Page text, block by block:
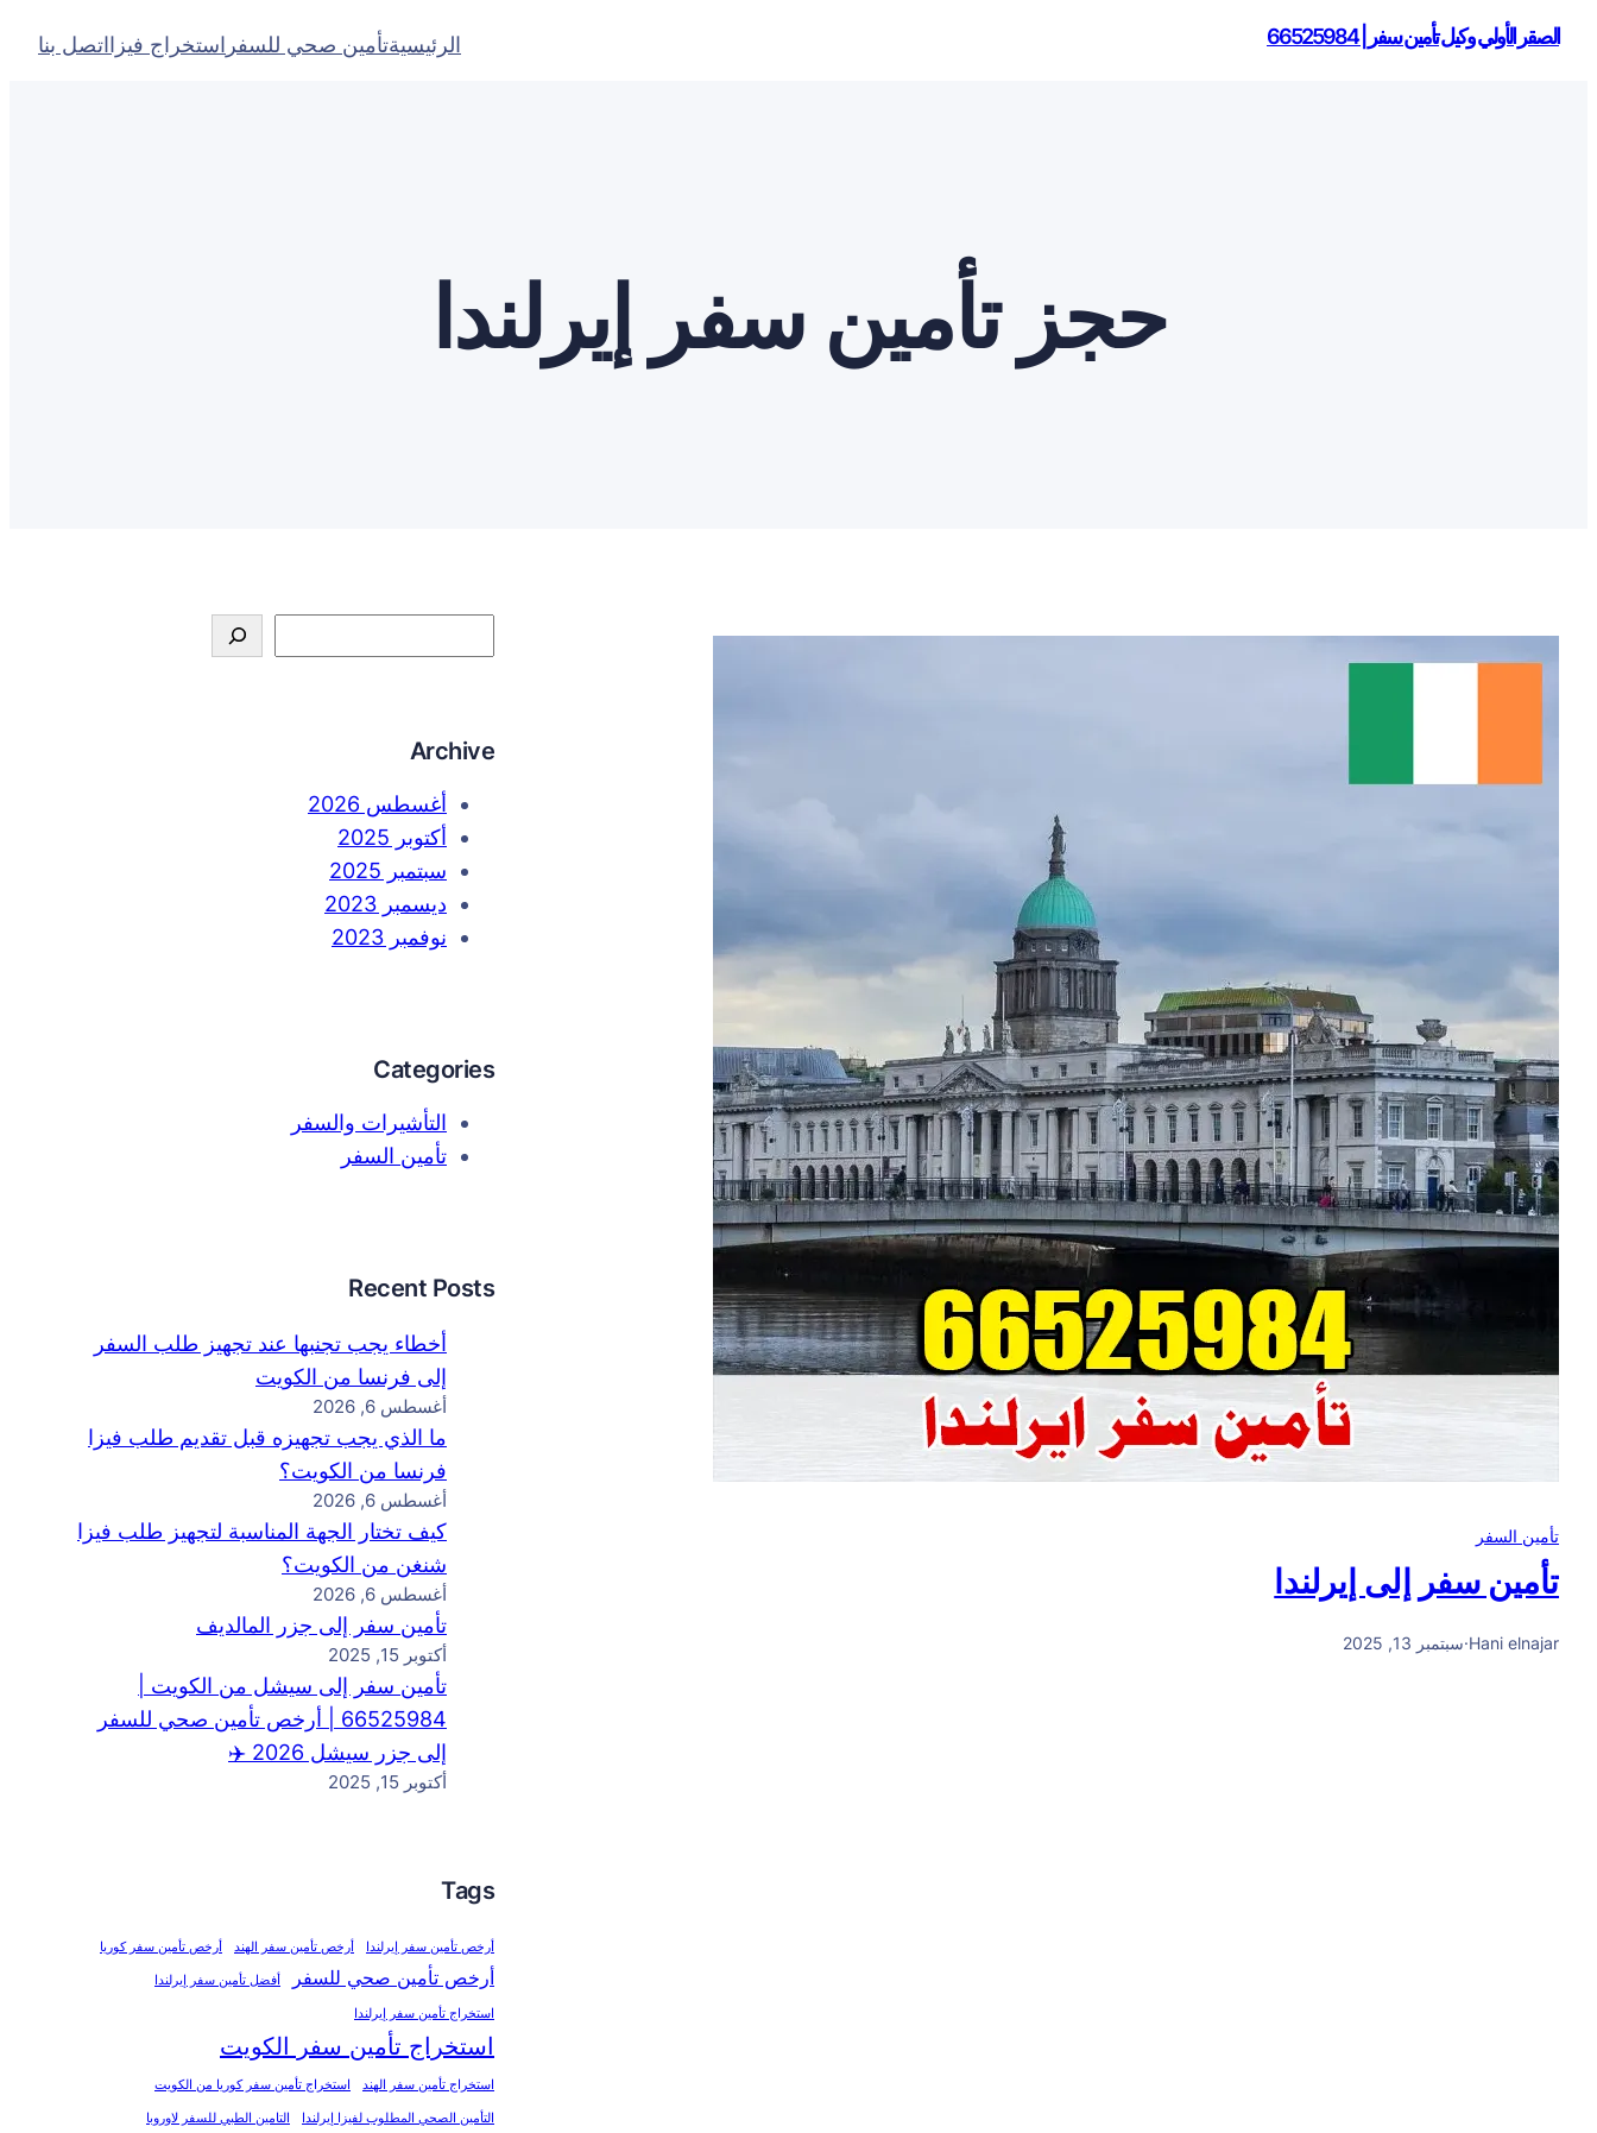
الصقر الأولي وكيل تأمين سفر | 66525984 الرئيسيةتأمين صحي للسفر استخراج فيزااتصل بنا
حجز تأمين سفر إيرلندا
تأمين السفر
تأمين سفر إلى إيرلندا
Hani elnajar
·سبتمبر 13, 2025
e
c
Archive
أغسطس 2026
أكتوبر 2025
سبتمبر 2025
ديسمبر 2023
نوفمبر 2023
Categories
التأشيرات والسفر
تأمين السفر
Recent Posts
أخطاء يجب تجنبها عند تجهيز طلب السفر
إلى فرنسا من الكويت
أغسطس 6, 2026
ما الذي يجب تجهيزه قبل تقديم طلب فيزا
فرنسا من الكويت؟
أغسطس 6, 2026
كيف تختار الجهة المناسبة لتجهيز طلب فيزا
شنغن من الكويت؟
أغسطس 6, 2026
تأمين سفر إلى جزر المالديف
أكتوبر 15, 2025
تأمين سفر إلى سيشل من الكويت |
66525984 | أرخص تأمين صحي للسفر
إلى جزر سيشل 2026 ✈️
أكتوبر 15, 2025
Tags
أرخص تأمين سفر إيرلندا أرخص تأمين سفر الهند أرخص تأمين سفر كوريا
أرخص تأمين صحي للسفر أفضل تأمين سفر إيرلندا
استخراج تأمين سفر إيرلندا
استخراج تأمين سفر الكويت
استخراج تأمين سفر الهند استخراج تأمين سفر كوريا من الكويت
التأمين الصحي المطلوب لفيزا إيرلندا التامين الطبي للسفر لاوروبا